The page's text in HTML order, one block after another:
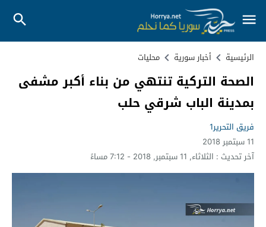
الرئيسية أخبار سورية محليات
الصحة التركية تنتهي من بناء أكبر مشفى
بمدينة الباب شرقي حلب
فريق التحرير1
11 سبتمبر 2018
آخر تحديث : الثلاثاء, 11 سبتمبر, 2018 - 7:12 مساءً